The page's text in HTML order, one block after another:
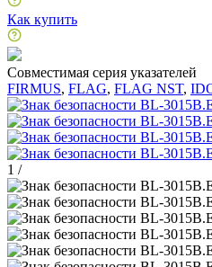
Как купить
Совместимая серия указателей
FIRMUS, FLAG, FLAG NST,
1 /